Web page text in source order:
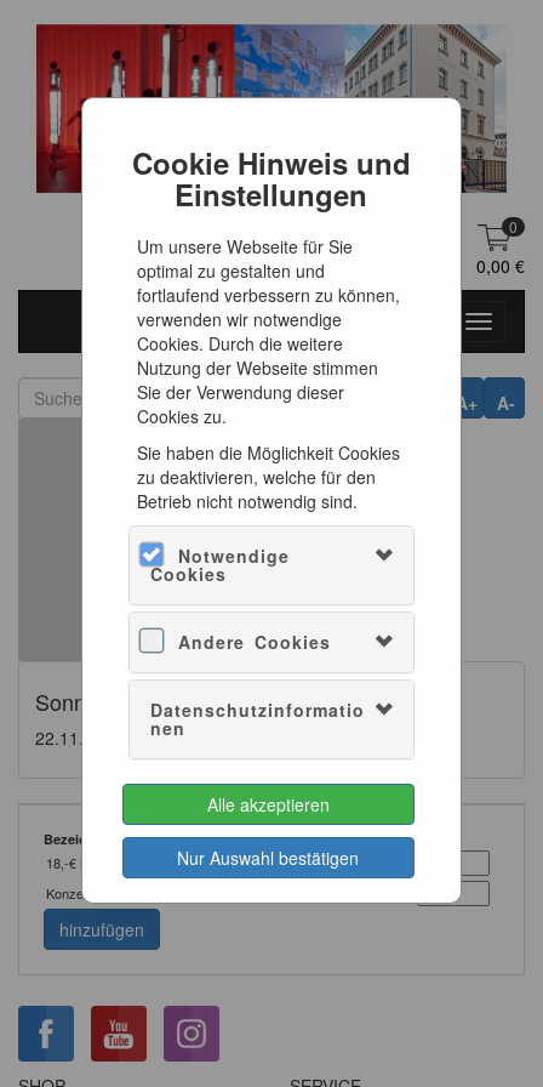
Cookie Hinweis und
Einstellungen
Um unsere Webseite für Sie
optimal zu gestalten und
fortlaufend verbessern zu können,
verwenden wir notwendige
Cookies. Durch die weitere
Nutzung der Webseite stimmen
Sie der Verwendung dieser
Cookies zu.
Sie haben die Möglichkeit Cookies
zu deaktivieren, welche für den
Betrieb nicht notwendig sind.
Notwendige
Cookies
Andere Cookies
Datenschutzinformatio
nen
Alle akzeptieren
Nur Auswahl bestätigen
DE
0
0,00 €
Toggle
A-
A+
Sonntagsmatinée
22.11.2026 - 11:00
Bezeichnung Stückpreis
18,-€ Konzert
18,00 €
Konzert ermäßigt
hinzufügen